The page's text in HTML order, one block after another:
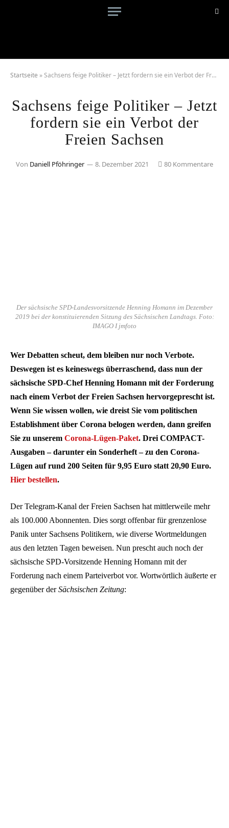
Startseite »Sachsens feige Politiker – Jetzt fordern sie ein Verbot der Freien Sachsen
Sachsens feige Politiker – Jetzt
fordern sie ein Verbot der
Freien Sachsen
Von Daniell Pföhringer 8. Dezember 2021 80 Kommentare
Der sächsische SPD-Landesvorsitzende Henning Homann im Dezember
2019 bei der konstituierenden Sitzung des Sächsischen Landtags. Foto:
IMAGO I jmfoto
Wer Debatten scheut, dem bleiben nur noch Verbote.
Deswegen ist es keineswegs überraschend, dass nun der
sächsische SPD-Chef Henning Homann mit der Forderung
nach einem Verbot der Freien Sachsen hervorgeprescht ist.
Wenn Sie wissen wollen, wie dreist Sie vom politischen
Establishment über Corona belogen werden, dann greifen
Sie zu unserem Corona-Lügen-Paket. Drei COMPACT-
Ausgaben – darunter ein Sonderheft – zu den Corona-
Lügen auf rund 200 Seiten für 9,95 Euro statt 20,90 Euro.
Hier bestellen.
Der Telegram-Kanal der Freien Sachsen hat mittlerweile mehr
als 100.000 Abonnenten. Dies sorgt offenbar für grenzenlose
Panik unter Sachsens Politikern, wie diverse Wortmeldungen
aus den letzten Tagen beweisen. Nun prescht auch noch der
sächsische SPD-Vorsitzende Henning Homann mit der
Forderung nach einem Parteiverbot vor. Wortwörtlich äußerte er
gegenüber derSächsischen Zeitung: